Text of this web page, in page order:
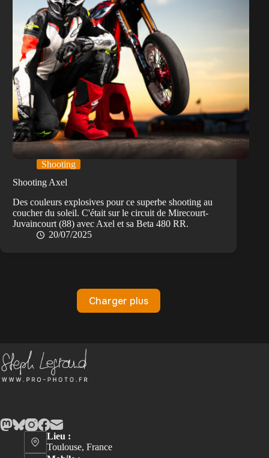
Shooting
Shooting Axel
Des couleurs explosives pour ce superbe shooting au
coucher du soleil. C'était sur le circuit de Mirecourt-
Juvaincourt (88) avec Axel et sa Beta 480 RR.
20/07/2025
Charger plus
Lieu :
Toulouse, France